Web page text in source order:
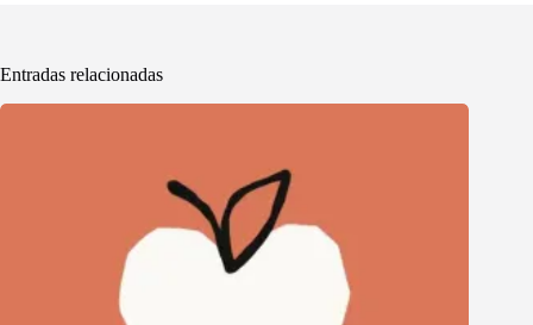
Entradas relacionadas